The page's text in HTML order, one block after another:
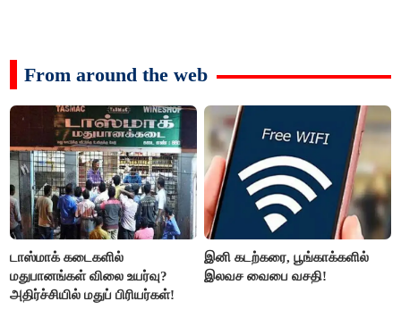
From around the web
டாஸ்மாக் கடைகளில்
மதுபானங்கள் விலை உயர்வு?
அதிர்ச்சியில் மதுப் பிரியர்கள்!
இனி கடற்கரை, பூங்காக்களில்
இலவச வைபை வசதி!